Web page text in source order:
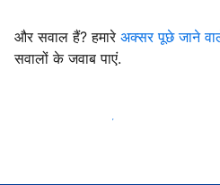
और सवाल हैं? हमारे अक्सर पूछे जाने
सवालों के जवाब पाएं.
मेहमानों का स्वागत करना शुरू करें